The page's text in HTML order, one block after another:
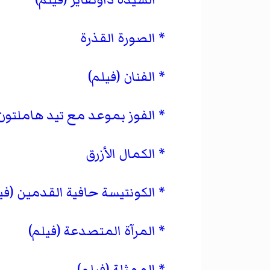
الصورة القذرة
الفنان (فيلم)
الفوز بموعد مع تيد
الكمال الأزرق
الكونتيسة حافية القدمين
المرآة المتصدعة (فيلم)